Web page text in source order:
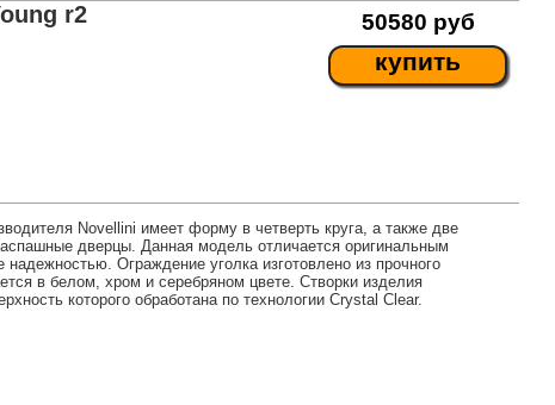
50580 руб
купить
r2
Novellini имеет форму в четверть круга, а также две
дверцы. Данная модель отличается оригинальным
Ограждение уголка изготовлено из прочного
в белом, хром и серебряном цвете. Створки изделия
которого обработана по технологии Crystal Clear.